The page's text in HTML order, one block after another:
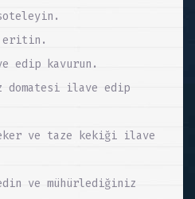
eritin.
edip kavurun.
domatesi ilave edip
ve taze kekiği ilave
ve mühürlediğiniz